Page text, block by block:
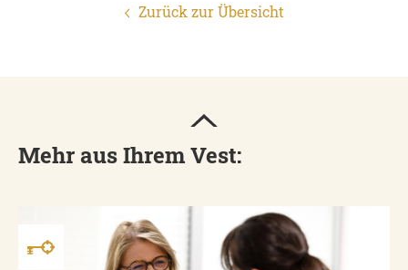
Zurück zur Übersicht
Mehr aus Ihrem Vest: